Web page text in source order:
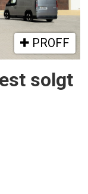
PROFF
solgt